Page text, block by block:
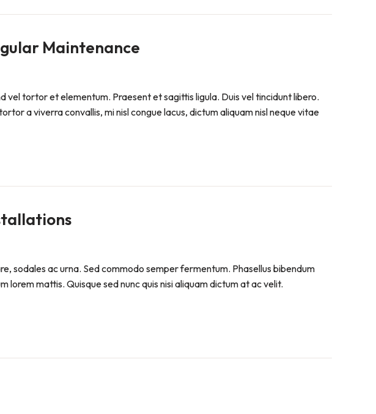
Maintenance
vel tortor et elementum. Praesent et sagittis ligula. Duis vel tincidunt libero.
a viverra convallis, mi nisl congue lacus, dictum aliquam nisl neque vitae
sodales ac urna. Sed commodo semper fermentum. Phasellus bibendum
lorem mattis. Quisque sed nunc quis nisi aliquam dictum at ac velit.